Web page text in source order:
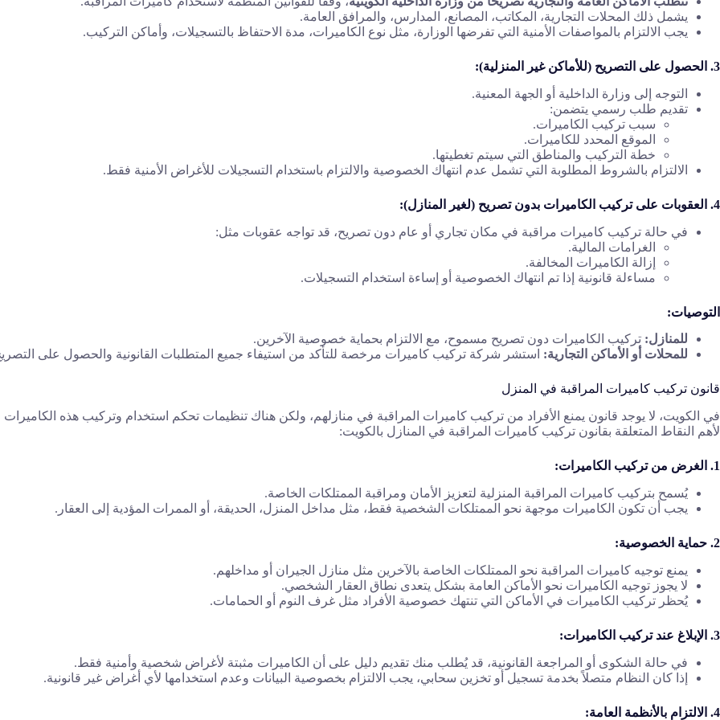
يشمل ذلك المحلات التجارية، المكاتب، المصانع، المدارس، والمرافق العامة.
يجب الالتزام بالمواصفات الأمنية التي تفرضها الوزارة، مثل نوع الكاميرات، مدة الاحتفاظ بالتسجيلات، وأماكن التركيب.
3. الحصول على التصريح (للأماكن غير المنزلية):
التوجه إلى وزارة الداخلية أو الجهة المعنية.
تقديم طلب رسمي يتضمن:
سبب تركيب الكاميرات.
الموقع المحدد للكاميرات.
خطة التركيب والمناطق التي سيتم تغطيتها.
الالتزام بالشروط المطلوبة التي تشمل عدم انتهاك الخصوصية والالتزام باستخدام التسجيلات للأغراض الأمنية فقط.
4. العقوبات على تركيب الكاميرات بدون تصريح (لغير المنازل):
في حالة تركيب كاميرات مراقبة في مكان تجاري أو عام دون تصريح، قد تواجه عقوبات مثل:
الغرامات المالية.
إزالة الكاميرات المخالفة.
مساءلة قانونية إذا تم انتهاك الخصوصية أو إساءة استخدام التسجيلات.
التوصيات:
للمنازل: تركيب الكاميرات دون تصريح مسموح، مع الالتزام بحماية خصوصية الآخرين.
للمحلات أو الأماكن التجارية: استشر شركة تركيب كاميرات مرخصة للتأكد من استيفاء جميع المتطلبات القانونية والحصول على
قانون تركيب كاميرات المراقبة في المنزل
في الكويت، لا يوجد قانون يمنع الأفراد من تركيب كاميرات المراقبة في منازلهم، ولكن هناك تنظيمات تحكم استخدام وتركيب هذه
لأهم النقاط المتعلقة بقانون تركيب كاميرات المراقبة في المنازل بالكويت:
1. الغرض من تركيب الكاميرات:
يُسمح بتركيب كاميرات المراقبة المنزلية لتعزيز الأمان ومراقبة الممتلكات الخاصة.
يجب أن تكون الكاميرات موجهة نحو الممتلكات الشخصية فقط، مثل مداخل المنزل، الحديقة، أو الممرات المؤدية إلى العقار.
2. حماية الخصوصية:
يمنع توجيه كاميرات المراقبة نحو الممتلكات الخاصة بالآخرين مثل منازل الجيران أو مداخلهم.
لا يجوز توجيه الكاميرات نحو الأماكن العامة بشكل يتعدى نطاق العقار الشخصي.
يُحظر تركيب الكاميرات في الأماكن التي تنتهك خصوصية الأفراد مثل غرف النوم أو الحمامات.
3. الإبلاغ عند تركيب الكاميرات:
في حالة الشكوى أو المراجعة القانونية، قد يُطلب منك تقديم دليل على أن الكاميرات مثبتة لأغراض شخصية وأمنية فقط.
إذا كان النظام متصلاً بخدمة تسجيل أو تخزين سحابي، يجب الالتزام بخصوصية البيانات وعدم استخدامها لأي أغراض غير قانونية.
4. الالتزام بالأنظمة العامة: